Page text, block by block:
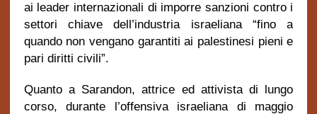
ai leader internazionali di imporre sanzioni contro i
settori chiave dell’industria israeliana “fino a
quando non vengano garantiti ai palestinesi pieni e
pari diritti civili”.
Quanto a Sarandon, attrice ed attivista di lungo
corso, durante l’offensiva israeliana di maggio